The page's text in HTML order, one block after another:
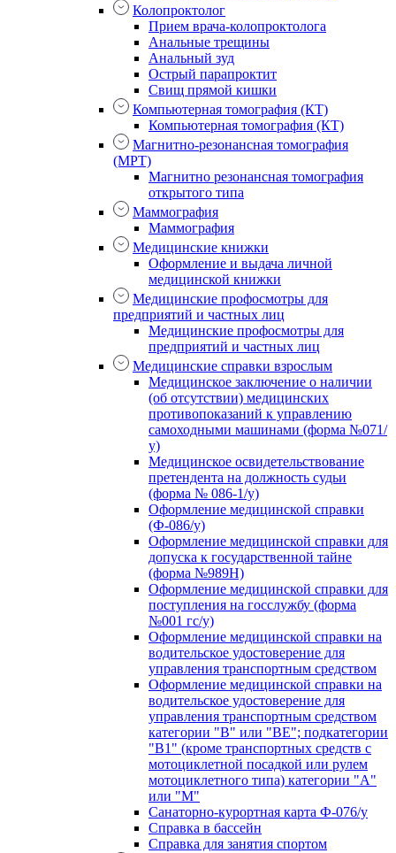
Колопроктолог
Прием врача-колопроктолога
Анальные трещины
Анальный зуд
Острый парапроктит
Свищ прямой кишки
Компьютерная томография (КТ)
Компьютерная томография (КТ)
Магнитно-резонансная томография
(МРТ)
Магнитно резонансная томография
открытого типа
Маммография
Маммография
Медицинские книжки
Оформление и выдача личной
медицинской книжки
Медицинские профосмотры для
предприятий и частных лиц
Медицинские профосмотры для
предприятий и частных лиц
Медицинские справки взрослым
Медицинское заключение о наличии
(об отсутствии) медицинских
противопоказаний к управлению
самоходными машинами (форма №071/
у)
Медицинское освидетельствование
претендента на должность судьи
(форма № 086-1/у)
Оформление медицинской справки
(Ф-086/у)
Оформление медицинской справки для
допуска к государственной тайне
(форма №989Н)
Оформление медицинской справки для
поступления на госслужбу (форма
№001 гс/у)
Оформление медицинской справки на
водительское удостоверение для
управления транспортным средством
Оформление медицинской справки на
водительское удостоверение для
управления транспортным средством
категории "В" или "BE"; подкатегории
"В1" (кроме транспортных средств с
мотоциклетной посадкой или рулем
мотоциклетного типа) категории "А"
или "М"
Санаторно-курортная карта Ф-076/у
Справка в бассейн
Справка для занятия спортом